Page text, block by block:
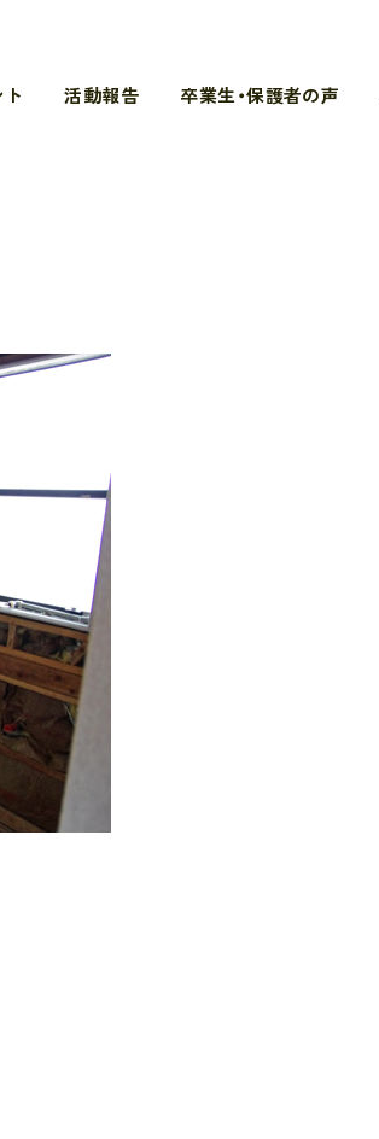
活動報告 卒業生・保護者の声